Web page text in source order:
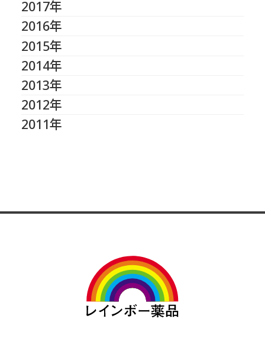
2017年
2016年
2015年
2014年
2013年
2012年
2011年